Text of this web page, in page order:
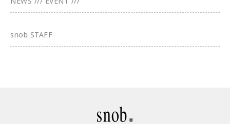
snob STAFF